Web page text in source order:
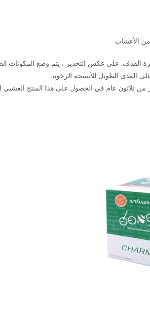
من الأعشاب
القذف. على عكس التخدير ، يتم وضع المكونات
على المدى الطويل للأنسجة الرخوة.
من ثلاثون عام في الحصول على هذا المنتج العشبي